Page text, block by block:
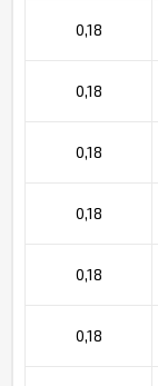
0,18
0,18
0,18
0,18
0,18
0,18